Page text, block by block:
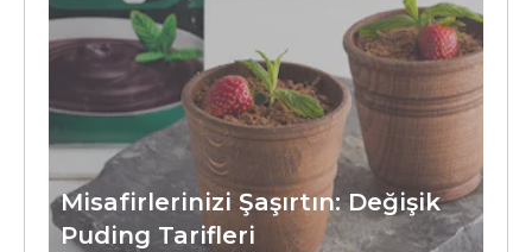
Misafirlerinizi Şaşırtın: Değişik
Puding Tarifleri